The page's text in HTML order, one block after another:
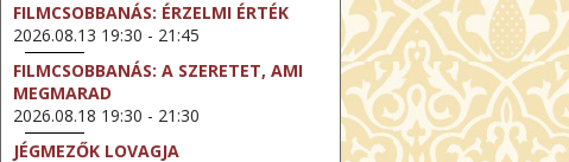
FILMCSOBBANÁS: ÉRZELMI ÉRTÉK
2026.08.13 19:30 - 21:45
FILMCSOBBANÁS: A SZERETET, AMI
MEGMARAD
2026.08.18 19:30 - 21:30
JÉGMEZŐK LOVAGJA